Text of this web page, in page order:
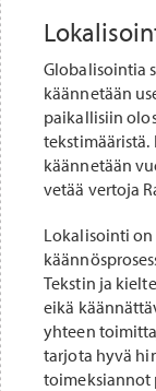
Globalisointia
käännetään
paikallisiin
tekstimääristä.
käännetään
vetää vertoja
Lokalisointi
Tekstin ja
eikä
yhteen
tarjota hyvä
toimeksiannot